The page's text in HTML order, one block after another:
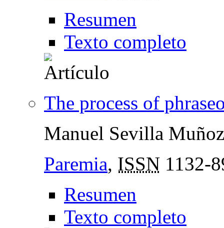
Resumen
Texto completo
The process of
Manuel Sevilla Muñoz
Paremia, ISSN 1132-
Resumen
Texto completo